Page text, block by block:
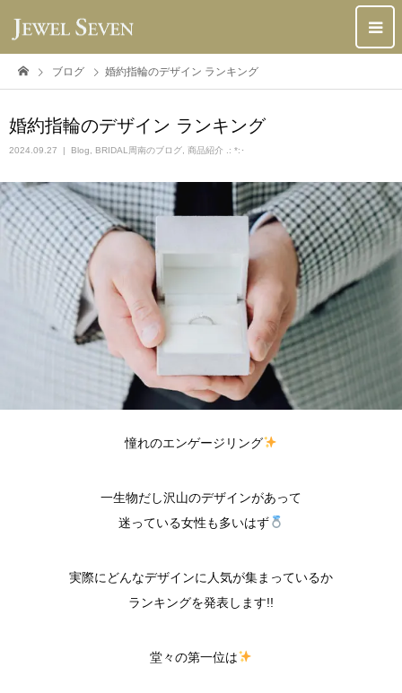
ブログ 婚約指輪のデザイン ランキング
婚約指輪のデザイン ランキング
2024.09.27 Blog BRIDAL周南のブログ 商品紹介 .: *:･
憧れのエンゲージリング
一生物だし沢山のデザインがあって
迷っている女性も多いはず
実際にどんなデザインに人気が集まっているか
ランキングを発表します!!
堂々の第一位は